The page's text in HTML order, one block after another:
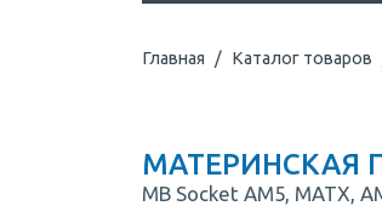
Главная Каталог товаров
МАТЕРИНСКАЯ
MB Socket AM5, MATX,